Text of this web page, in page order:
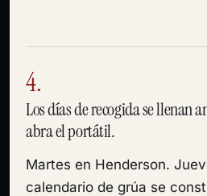
4.
Los días de recogida se llenan
abra el portátil.
Martes en Henderson.
calendario de grúa se